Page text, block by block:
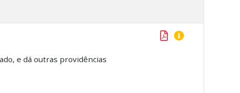
e dá outras providências